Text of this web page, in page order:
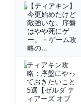
【ティアキン】
今更始めたけど
敵強いな。序盤
はやや死にゲ
ー。 – ゲーム攻
略の...
ティアキン攻
略：序盤にやっ
ておきたいこと
5選【ゼルダ テ
ィアーズ オブ